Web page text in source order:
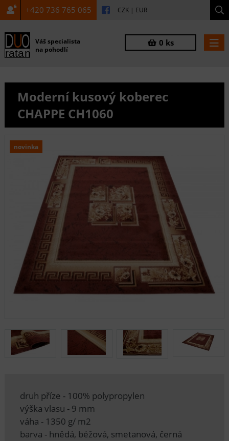
+420 736 765 065 CZK | EUR
Váš specialista
na pohodlí
0 ks
Moderní kusový koberec
CHAPPE CH1060
novinka
druh příze - 100% polypropylen
výška vlasu - 9 mm
váha - 1350 g/ m2
barva - hnědá, béžová, smetanová, černá